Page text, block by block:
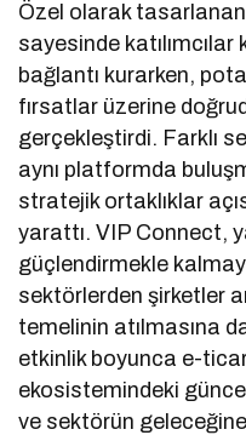
Özel olarak
sayesinde katılımcılar
bağlantı kurarken,
fırsatlar üzerine
gerçekleştirdi. Farklı
aynı platformda
stratejik ortaklıklar
yarattı. VIP Connect,
güçlendirmekle
sektörlerden şirketler
temelinin atılmasına
etkinlik boyunca e-
ekosistemindeki
ve sektörün